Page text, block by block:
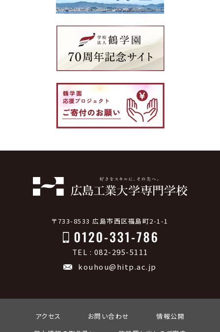
〒733-8533 広島市西区福島町2-1-1
TEL : 082-295-5111
kouhou@hitp.ac.jp
アクセス お問い合わせ
情報公開